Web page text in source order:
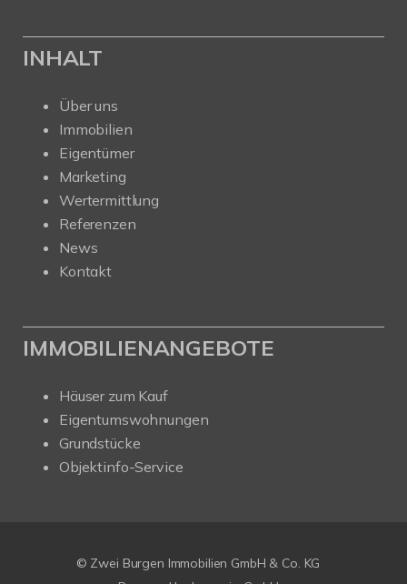
INHALT
Über uns
Immobilien
Eigentümer
Marketing
Wertermittlung
Referenzen
News
Kontakt
IMMOBILIENANGEBOTE
Häuser zum Kauf
Eigentumswohnungen
Grundstücke
Objektinfo-Service
© Zwei Burgen Immobilien GmbH & Co. KG